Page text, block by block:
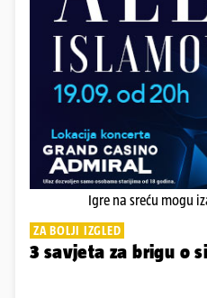
Igre na sreću mogu
ZA BOLJI IZGLED
3 savjeta za brigu o